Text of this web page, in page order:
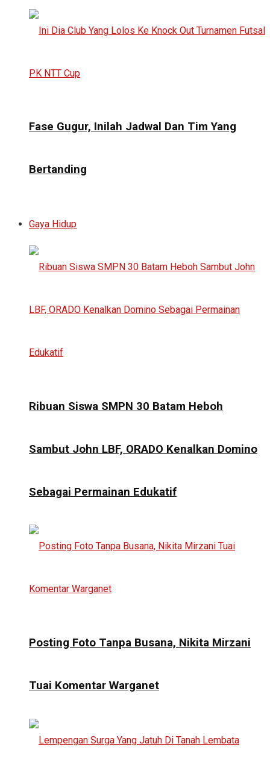
Fase Gugur, Inilah Jadwal Dan Tim Yang
Bertanding
Gaya Hidup
Ribuan Siswa SMPN 30 Batam Heboh
Sambut John LBF, ORADO Kenalkan Domino
Sebagai Permainan Edukatif
Posting Foto Tanpa Busana, Nikita Mirzani
Tuai Komentar Warganet